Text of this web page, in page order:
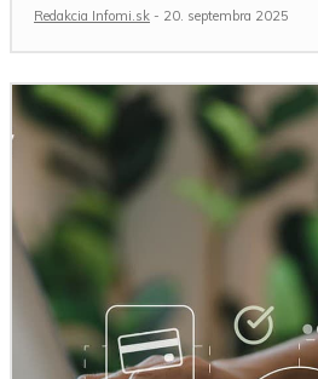
Redakcia Infomi.sk - 20. septembra 2025